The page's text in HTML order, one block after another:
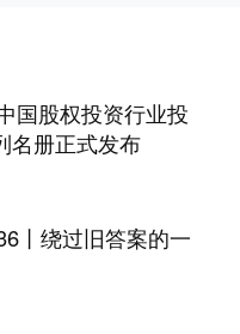
国股权投资行业投
名册正式发布
丨绕过旧答案的一